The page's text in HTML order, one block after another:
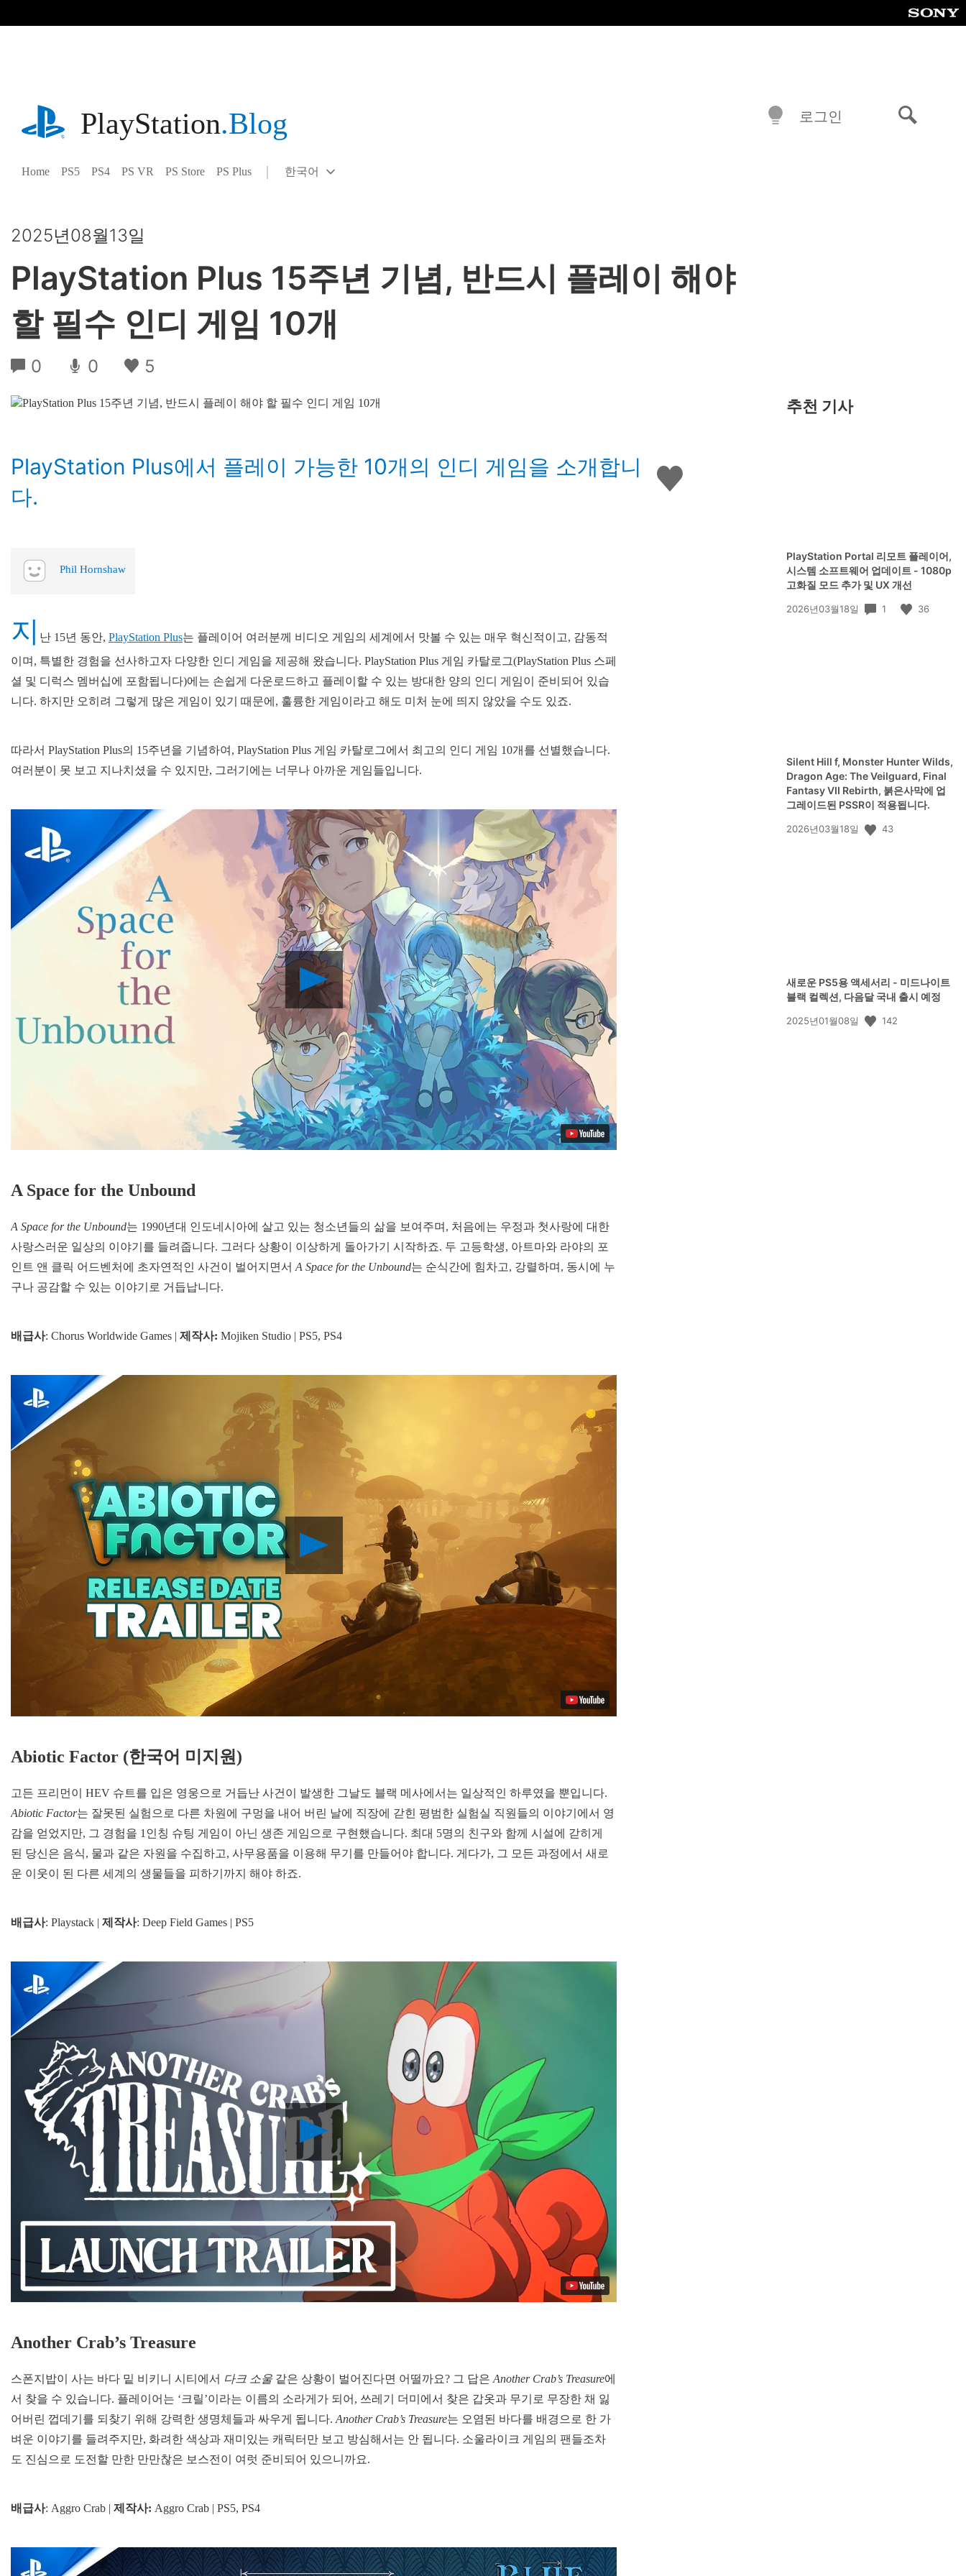
playstation.com
PlayStation.Blog
Home PS5 PS4 PS VR PS Store PS Plus
Select
Current
한국어
로그인
2025년08월13일
PlayStation Plus 15주년 기념, 반드시 플레이 해야
할 필수 인디 게임 10개
0 0 5
좋
아
PlayStation Plus에서 플레이 가능한 10개의 인디 게임을 소개합니
다.
Phil Hornshaw
지 난 15년 동안, PlayStation Plus는 플레이어 여러분께 비디오 게임의 세계에서 맛볼 수 있는 매우 혁신적이고, 감동적
이며, 특별한 경험을 선사하고자 다양한 인디 게임을 제공해 왔습니다. PlayStation Plus 게임 카탈로그(PlayStation Plus 스페
셜 및 디럭스 멤버십에 포함됩니다)에는 손쉽게 다운로드하고 플레이할 수 있는 방대한 양의 인디 게임이 준비되어 있습
니다. 하지만 오히려 그렇게 많은 게임이 있기 때문에, 훌륭한 게임이라고 해도 미처 눈에 띄지 않았을 수도 있죠.
따라서 PlayStation Plus의 15주년을 기념하여, PlayStation Plus 게임 카탈로그에서 최고의 인디 게임 10개를 선별했습니다.
여러분이 못 보고 지나치셨을 수 있지만, 그러기에는 너무나 아까운 게임들입니다.
Play
Video
A Space for the Unbound
A Space for the Unbound는 1990년대 인도네시아에 살고 있는 청소년들의 삶을 보여주며, 처음에는 우정과 첫사랑에 대한
사랑스러운 일상의 이야기를 들려줍니다. 그러다 상황이 이상하게 돌아가기 시작하죠. 두 고등학생, 아트마와 라야의 포
인트 앤 클릭 어드벤처에 초자연적인 사건이 벌어지면서 A Space for the Unbound는 순식간에 힘차고, 강렬하며, 동시에 누
구나 공감할 수 있는 이야기로 거듭납니다.
배급사: Chorus Worldwide Games | 제작사: Mojiken Studio | PS5, PS4
Video
Abiotic Factor (한국어 미지원)
고든 프리먼이 HEV 슈트를 입은 영웅으로 거듭난 사건이 발생한 그날도 블랙 메사에서는 일상적인 하루였을 뿐입니다.
Abiotic Factor는 잘못된 실험으로 다른 차원에 구멍을 내어 버린 날에 직장에 갇힌 평범한 실험실 직원들의 이야기에서 영
감을 얻었지만, 그 경험을 1인칭 슈팅 게임이 아닌 생존 게임으로 구현했습니다. 최대 5명의 친구와 함께 시설에 갇히게
된 당신은 음식, 물과 같은 자원을 수집하고, 사무용품을 이용해 무기를 만들어야 합니다. 게다가, 그 모든 과정에서 새로
운 이웃이 된 다른 세계의 생물들을 피하기까지 해야 하죠.
배급사: Playstack | 제작사: Deep Field Games | PS5
Play
Video
Another Crab’s Treasure
스폰지밥이 사는 바다 밑 비키니 시티에서 다크 소울 같은 상황이 벌어진다면 어떨까요? 그 답은 Another Crab’s Treasure에
서 찾을 수 있습니다. 플레이어는 ‘크릴’이라는 이름의 소라게가 되어, 쓰레기 더미에서 찾은 갑옷과 무기로 무장한 채 잃
어버린 껍데기를 되찾기 위해 강력한 생명체들과 싸우게 됩니다. Another Crab’s Treasure는 오염된 바다를 배경으로 한 가
벼운 이야기를 들려주지만, 화려한 색상과 재미있는 캐릭터만 보고 방심해서는 안 됩니다. 소울라이크 게임의 팬들조차
도 진심으로 도전할 만한 만만찮은 보스전이 여럿 준비되어 있으니까요.
배급사: Aggro Crab | 제작사: Aggro Crab | PS5, PS4
추천 기사
PlayStation Portal 리모트 플레이어,
시스템 소프트웨어 업데이트 - 1080p
고화질 모드 추가 및 UX 개선
공
2026년03월18일 1 36
Silent Hill f, Monster Hunter Wilds,
Dragon Age: The Veilguard, Final
Fantasy VII Rebirth, 붉은사막에 업
그레이드된 PSSR이 적용됩니다.
공
2026년03월18일 43
새로운 PS5용 액세서리 - 미드나이트
블랙 컬렉션, 다음달 국내 출시 예정
공
2025년01월08일 142